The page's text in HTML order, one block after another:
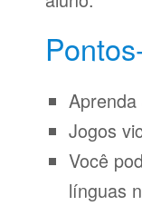
Jogos
Você
línguas